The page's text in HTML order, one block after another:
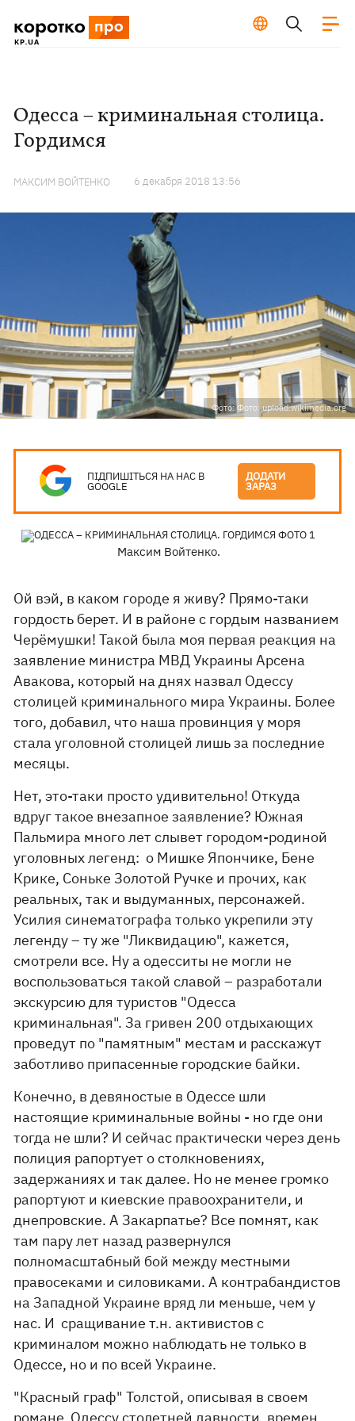
Одесса – криминальная столица.
Гордимся
МАКСИМ ВОЙТЕНКО 6 декабря 2018 13:56
Фото: Фото: upload.wikimedia.org
ПІДПИШІТЬСЯ НА НАС В
GOOGLE
ДОДАТИ
ЗАРАЗ
Максим Войтенко.
Ой вэй, в каком городе я живу? Прямо-таки
гордость берет. И в районе с гордым названием
Черёмушки! Такой была моя первая реакция на
заявление министра МВД Украины Арсена
Авакова, который на днях назвал Одессу
столицей криминального мира Украины. Более
того, добавил, что наша провинция у моря
стала уголовной столицей лишь за последние
месяцы.
Нет, это-таки просто удивительно! Откуда
вдруг такое внезапное заявление? Южная
Пальмира много лет слывет городом-родиной
уголовных легенд: о Мишке Япончике, Бене
Крике, Соньке Золотой Ручке и прочих, как
реальных, так и выдуманных, персонажей.
Усилия синематографа только укрепили эту
легенду – ту же "Ликвидацию", кажется,
смотрели все. Ну а одесситы не могли не
воспользоваться такой славой – разработали
экскурсию для туристов "Одесса
криминальная". За гривен 200 отдыхающих
проведут по "памятным" местам и расскажут
заботливо припасенные городские байки.
Конечно, в девяностые в Одессе шли
настоящие криминальные войны - но где они
тогда не шли? И сейчас практически через день
полиция рапортует о столкновениях,
задержаниях и так далее. Но не менее громко
рапортуют и киевские правоохранители, и
днепровские. А Закарпатье? Все помнят, как
там пару лет назад развернулся
полномасштабный бой между местными
правосеками и силовиками. А контрабандистов
на Западной Украине вряд ли меньше, чем у
нас. И сращивание т.н. активистов с
криминалом можно наблюдать не только в
Одессе, но и по всей Украине.
"Красный граф" Толстой, описывая в своем